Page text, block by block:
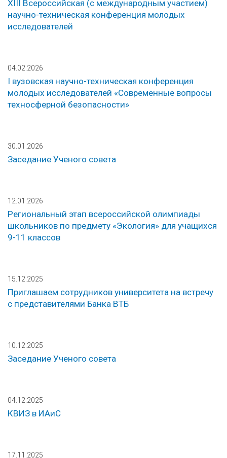
ХIII Всероссийская (с международным участием)
научно-техническая конференция молодых
исследователей
04.02.2026
I вузовская научно-техническая конференция
молодых исследователей «Современные вопросы
техносферной безопасности»
30.01.2026
Заседание Ученого совета
12.01.2026
Региональный этап всероссийской олимпиады
школьников по предмету «Экология» для учащихся
9-11 классов
15.12.2025
Приглашаем сотрудников университета на встречу
с представителями Банка ВТБ
10.12.2025
Заседание Ученого совета
04.12.2025
КВИЗ в ИАиС
17.11.2025